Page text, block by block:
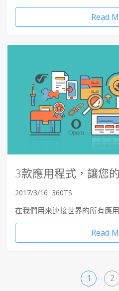
Read
3款應用程式，讓您
2017/3/16 360TS
在我們用來連接世界的所有應
Read
1 2